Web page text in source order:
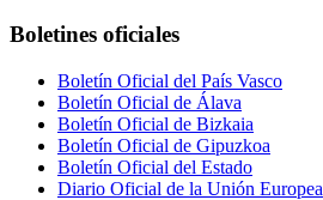
Boletines oficiales
Boletín Oficial del País Vasco
Boletín Oficial de Álava
Boletín Oficial de Bizkaia
Boletín Oficial de Gipuzkoa
Boletín Oficial del Estado
Diario Oficial de la Unión Europea